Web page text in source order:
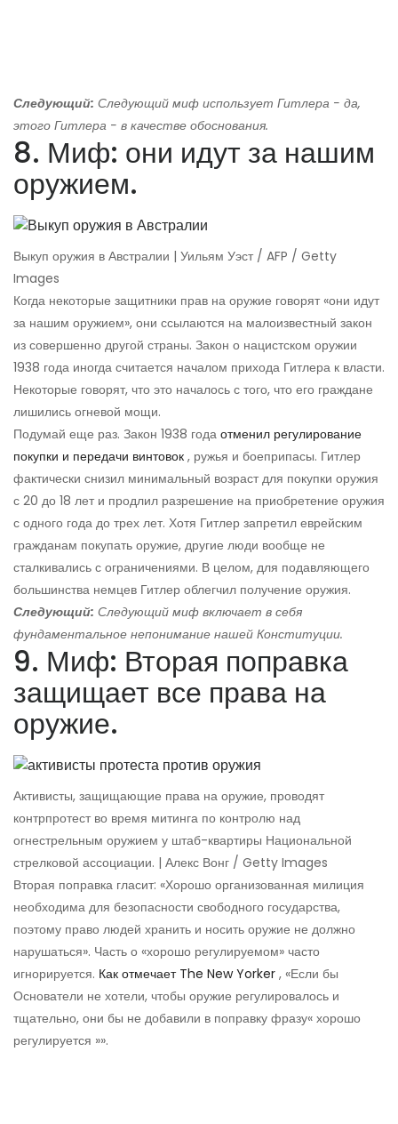
Следующий: Следующий миф использует Гитлера - да,
этого Гитлера - в качестве обоснования.
8. Миф: они идут за нашим
оружием.
Выкуп оружия в Австралии | Уильям Уэст / AFP / Getty
Images
Когда некоторые защитники прав на оружие говорят «они идут
за нашим оружием», они ссылаются на малоизвестный закон
из совершенно другой страны. Закон о нацистском оружии
1938 года иногда считается началом прихода Гитлера к власти.
Некоторые говорят, что это началось с того, что его граждане
лишились огневой мощи.
Подумай еще раз. Закон 1938 года отменил регулирование
покупки и передачи винтовок , ружья и боеприпасы. Гитлер
фактически снизил минимальный возраст для покупки оружия
с 20 до 18 лет и продлил разрешение на приобретение оружия
с одного года до трех лет. Хотя Гитлер запретил еврейским
гражданам покупать оружие, другие люди вообще не
сталкивались с ограничениями. В целом, для подавляющего
большинства немцев Гитлер облегчил получение оружия.
Следующий: Следующий миф включает в себя
фундаментальное непонимание нашей Конституции.
9. Миф: Вторая поправка
защищает все права на
оружие.
Активисты, защищающие права на оружие, проводят
контрпротест во время митинга по контролю над
огнестрельным оружием у штаб-квартиры Национальной
стрелковой ассоциации. | Алекс Вонг / Getty Images
Вторая поправка гласит: «Хорошо организованная милиция
необходима для безопасности свободного государства,
поэтому право людей хранить и носить оружие не должно
нарушаться». Часть о «хорошо регулируемом» часто
игнорируется. Как отмечает The New Yorker , «Если бы
Основатели не хотели, чтобы оружие регулировалось и
тщательно, они бы не добавили в поправку фразу« хорошо
регулируется »».